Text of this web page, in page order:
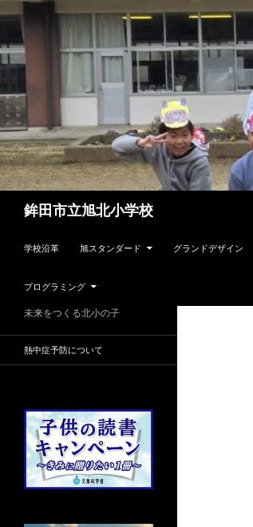
鉾田市立旭北小学校
学校沿革
旭スタンダード グランドデザイン
プログラミング
未来をつくる北小の子
熱中症予防について